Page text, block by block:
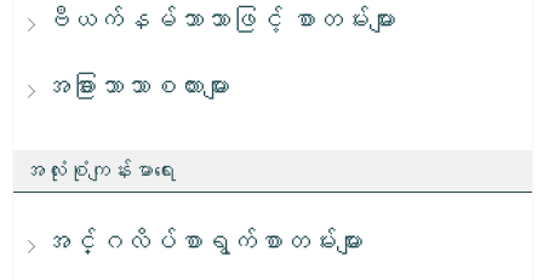
ဗီယက်နမ်ဘာသာဖြင့် စာတမ်းများ
အခြားဘာသာစကားများ
အလုံးစုံကျန်းမာရေး
အင်္ဂလိပ်စာရွက်စာတမ်းများ